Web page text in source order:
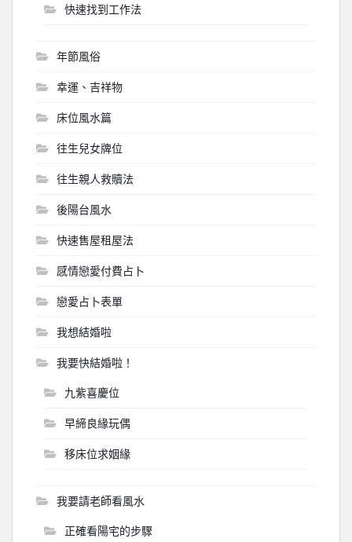
快速找到工作法
年節風俗
幸運、吉祥物
床位風水篇
往生兒女牌位
往生親人救贖法
後陽台風水
快速售屋租屋法
感情戀愛付費占卜
戀愛占卜表單
我想結婚啦
我要快結婚啦！
九紫喜慶位
早締良緣玩偶
移床位求姻緣
我要請老師看風水
正確看陽宅的步驟